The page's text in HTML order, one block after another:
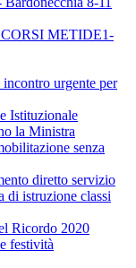
METIDE1-
urgente per
Istituzionale
la Ministra
senza
diretto servizio
di istruzione classi
Ricordo 2020
festività